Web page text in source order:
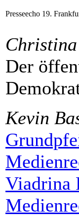
Presseecho 19.
Der
Kevin
Viadrina